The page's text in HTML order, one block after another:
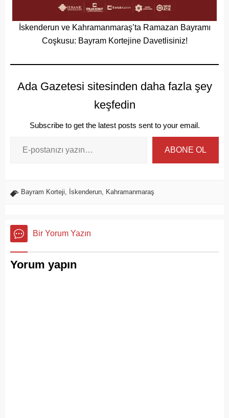
İskenderun ve Kahramanmaraş’ta Ramazan Bayramı
Coşkusu: Bayram Kortejine Davetlisiniz!
Ada Gazetesi sitesinden daha fazla şey
keşfedin
Subscribe to get the latest posts sent to your email.
ABONE OL
Bayram Korteji, İskenderun, Kahramanmaraş
Bir Yorum Yazın
Yorum yapın